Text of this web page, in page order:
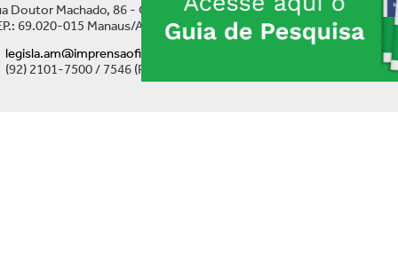
Doutor Machado, 86 - Centro
69.020-015 Manaus/AM
legisla.am@imprensaoficial.am.gov.br
(92) 2101-7500 / 7546 (Ramal)